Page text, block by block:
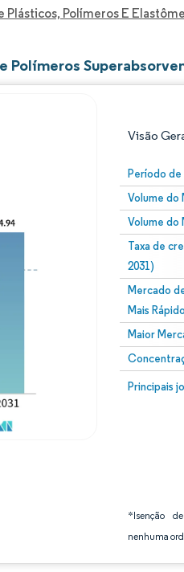
Plásticos, Polímeros E
Polímeros
Visão
Período de
Volume do
Volume do
Taxa de
2031)
Mercado
Mais Rápido
Maior
Principais
*Isenção
nenhuma
Imagem ©
O reuso requer atribuição